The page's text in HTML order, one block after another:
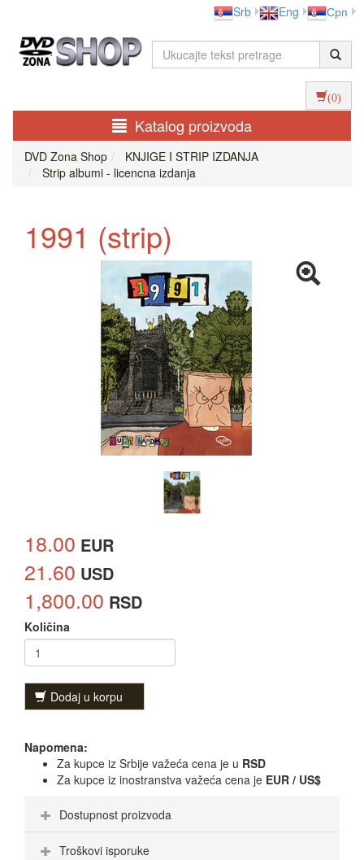
Srb Eng Срп
(0)
Katalog proizvoda
DVD Zona Shop
KNJIGE I STRIP IZDANJA
Strip albumi - licencna izdanja
1991 (strip)
18.00 EUR
21.60 USD
1,800.00 RSD
Količina
Dodaj u korpu
Napomena:
Za kupce iz Srbije važeća cena je u RSD
Za kupce iz inostranstva važeća cena je EUR / US$
Dostupnost proizvoda
Troškovi isporuke